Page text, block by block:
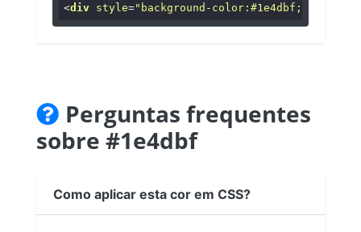
<div style="background-color:#1e4dbf;"
Perguntas frequentes
sobre #1e4dbf
Como aplicar esta cor em CSS?